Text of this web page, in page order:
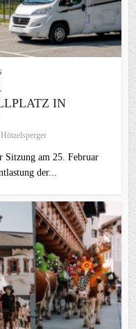
IN
Sitzung am 25. Februar
der...